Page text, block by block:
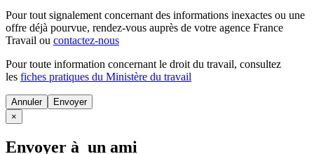
Pour tout signalement concernant des informations inexactes ou une
offre déjà pourvue, rendez-vous auprès de votre agence France
Travail ou contactez-nous
Pour toute information concernant le droit du travail, consultez
les fiches pratiques du Ministère du travail
Annuler
×
Envoyer à un ami